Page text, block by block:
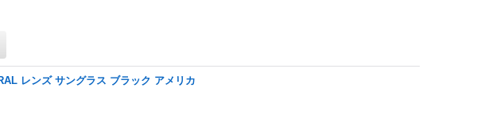
レンズ サングラス ブラック アメリカ